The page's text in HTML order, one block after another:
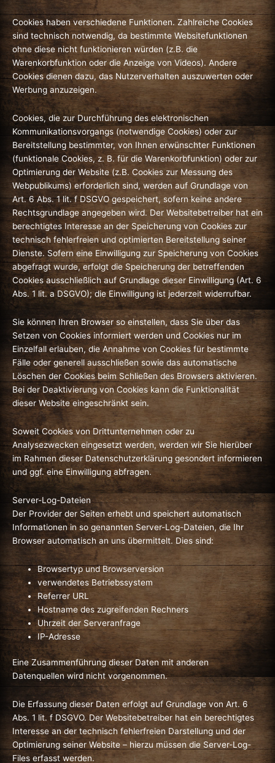
Cookies haben verschiedene Funktionen. Zahlreiche Cookies
sind technisch notwendig, da bestimmte Websitefunktionen
ohne diese nicht funktionieren würden (z.B. die
Warenkorbfunktion oder die Anzeige von Videos). Andere
Cookies dienen dazu, das Nutzerverhalten auszuwerten oder
Werbung anzuzeigen.
Cookies, die zur Durchführung des elektronischen
Kommunikationsvorgangs (notwendige Cookies) oder zur
Bereitstellung bestimmter, von Ihnen erwünschter Funktionen
(funktionale Cookies, z. B. für die Warenkorbfunktion) oder zur
Optimierung der Website (z.B. Cookies zur Messung des
Webpublikums) erforderlich sind, werden auf Grundlage von
Art. 6 Abs. 1 lit. f DSGVO gespeichert, sofern keine andere
Rechtsgrundlage angegeben wird. Der Websitebetreiber hat ein
berechtigtes Interesse an der Speicherung von Cookies zur
technisch fehlerfreien und optimierten Bereitstellung seiner
Dienste. Sofern eine Einwilligung zur Speicherung von Cookies
abgefragt wurde, erfolgt die Speicherung der betreffenden
Cookies ausschließlich auf Grundlage dieser Einwilligung (Art. 6
Abs. 1 lit. a DSGVO); die Einwilligung ist jederzeit widerrufbar.
Sie können Ihren Browser so einstellen, dass Sie über das
Setzen von Cookies informiert werden und Cookies nur im
Einzelfall erlauben, die Annahme von Cookies für bestimmte
Fälle oder generell ausschließen sowie das automatische
Löschen der Cookies beim Schließen des Browsers aktivieren.
Bei der Deaktivierung von Cookies kann die Funktionalität
dieser Website eingeschränkt sein.
Soweit Cookies von Drittunternehmen oder zu
Analysezwecken eingesetzt werden, werden wir Sie hierüber
im Rahmen dieser Datenschutzerklärung gesondert informieren
und ggf. eine Einwilligung abfragen.
Server-Log-Dateien
Der Provider der Seiten erhebt und speichert automatisch
Informationen in so genannten Server-Log-Dateien, die Ihr
Browser automatisch an uns übermittelt. Dies sind:
Browsertyp und Browserversion
verwendetes Betriebssystem
Referrer URL
Hostname des zugreifenden Rechners
Uhrzeit der Serveranfrage
IP-Adresse
Eine Zusammenführung dieser Daten mit anderen
Datenquellen wird nicht vorgenommen.
Die Erfassung dieser Daten erfolgt auf Grundlage von Art. 6
Abs. 1 lit. f DSGVO. Der Websitebetreiber hat ein berechtigtes
Interesse an der technisch fehlerfreien Darstellung und der
Optimierung seiner Website – hierzu müssen die Server-Log-
Files erfasst werden.